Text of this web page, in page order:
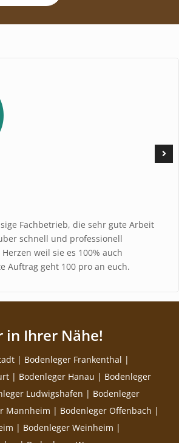
Fachbetrieb, die sehr gute Arbeit
schnell und professionell
Herzen weil sie es 100% auch
Auftrag geht 100 pro an euch.
in Ihrer Nähe!
| Bodenleger Frankenthal |
| Bodenleger Hanau | Bodenleger
Ludwigshafen | Bodenleger
Mannheim | Bodenleger Offenbach |
| Bodenleger Weinheim |